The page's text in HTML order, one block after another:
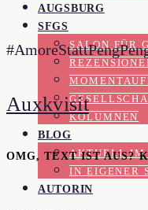
AUGSBURG
SFGS
SALON FÜR
KOLUMNEN
BLOG
AKTUELL IM
IN EIGENER
AUTORIN
Auxkvisit
OMG, TEXT IST AUS?